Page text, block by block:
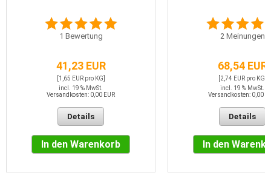
1 Bewertung
41,23 EUR
[1,65 EUR pro KG]
incl. 19 % MwSt.
Versandkosten: 0,00 EUR
Details
In den Warenkorb
2Meinungen
68,54 EUR
[2,74 EUR pro KG]
incl. 19 % MwSt.
Versandkosten: 0,00
Details
In den